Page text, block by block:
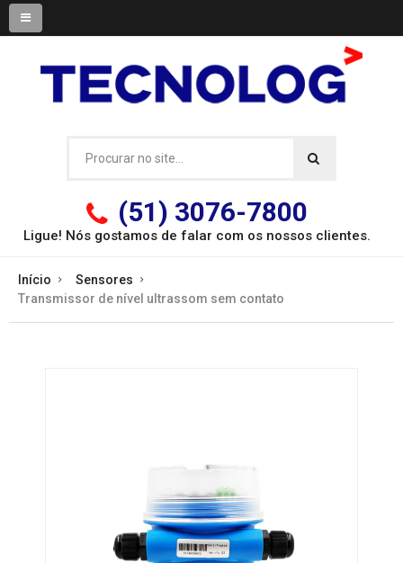
(51) 3076-7800
Ligue! Nós gostamos de falar com os nossos clientes.
Início
Sensores
Transmissor de nível ultrassom sem contato